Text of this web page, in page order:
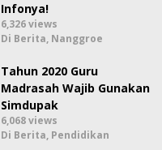
Infonya!
6,326 views
Di Berita, Nanggroe
Tahun 2020 Guru
Madrasah Wajib Gunakan
Simdupak
6,068 views
Di Berita, Pendidikan